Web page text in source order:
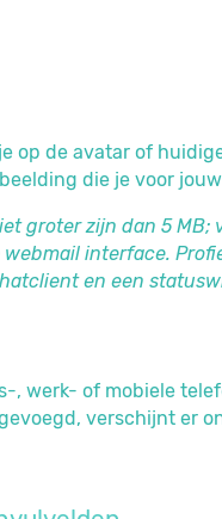
op de avatar of
die je voor
groter zijn dan 5
interface.
en een
, werk- of mobiele
verschijnt er